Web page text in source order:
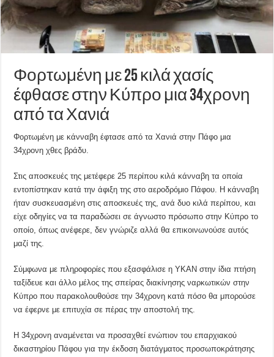
Φορτωμένη με 25 κιλά χασίς
έφθασε στην Κύπρο μια 34χρονη
από τα Χανιά
Φορτωμένη με κάνναβη έφτασε από τα Χανιά στην Πάφο μια
34χρονη χθες βράδυ.
Στις αποσκευές της μετέφερε 25 περίπου κιλά κάνναβη τα οποία
εντοπίστηκαν κατά την άφιξη της στο αεροδρόμιο Πάφου. Η κάνναβη
ήταν συσκευασμένη στις αποσκευές της, ανά δυο κιλά περίπου, και
είχε οδηγίες να τα παραδώσει σε άγνωστο πρόσωπο στην Κύπρο το
οποίο, όπως ανέφερε, δεν γνώριζε αλλά θα επικοινωνούσε αυτός
μαζί της.
Σύμφωνα με πληροφορίες που εξασφάλισε η ΥΚΑΝ στην ίδια πτήση
ταξίδευε και άλλο μέλος της σπείρας διακίνησης ναρκωτικών στην
Κύπρο που παρακολουθούσε την 34χρονη κατά πόσο θα μπορούσε
να έφερνε με επιτυχία σε πέρας την αποστολή της.
Η 34χρονη αναμένεται να προσαχθεί ενώπιον του επαρχιακού
δικαστηρίου Πάφου για την έκδοση διατάγματος προσωποκράτησης